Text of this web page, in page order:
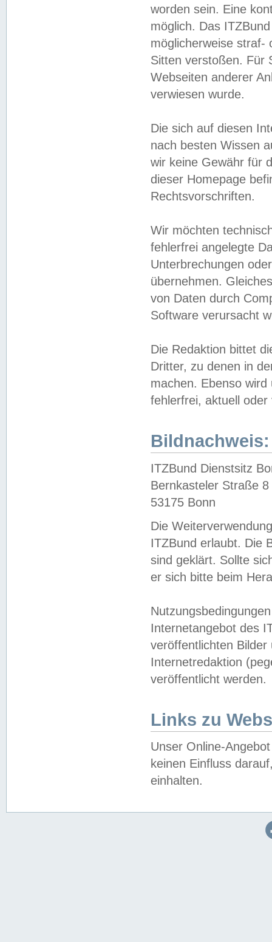
worden sein. Eine
möglich. Das
möglicherweise straf-
Sitten verstoßen. Für
Webseiten anderer
verwiesen wurde.
Die sich auf diesen
nach besten Wissen
wir keine Gewähr für
dieser Homepage
Rechtsvorschriften.
Wir möchten
fehlerfrei angelegte
Unterbrechungen
übernehmen.
von Daten durch
Software verursacht
Die Redaktion bittet
Dritter, zu denen in
machen. Ebenso
fehlerfrei, aktuell oder
Bildnachweis:
ITZBund Dienstsitz
Bernkasteler Straße 8
53175 Bonn
Die
ITZBund erlaubt. Die
sind geklärt. Sollte
er sich bitte beim
Internetangebot des
veröffentlichten
Internetredaktion
veröffentlicht werden.
Links zu
Unser Online-
keinen Einfluss
einhalten.